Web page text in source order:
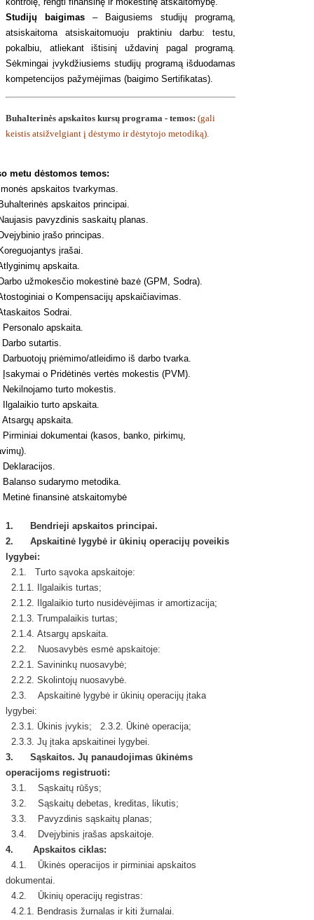
Studijų baigimas – Baigusiems studijų programą,
atsiskaitoma atsiskaitomuoju praktiniu darbu: testu,
pokalbiu, atliekant ištisinį uždavinį pagal programą.
Sėkmingai įvykdžiusiems studijų programą išduodamas
kompetencijos pažymėjimas (baigimo Sertifikatas).
Buhalterinės apskaitos kursų programa - temos: (gali
keistis atsižvelgiant į dėstymo ir dėstytojo metodiką).
metu dėstomos temos:
apskaitos tvarkymas.
apskaitos principai.
pavyzdinis saskaitų planas.
įrašo principas.
įrašai.
apskaita.
užmokesčio mokestinė bazė (GPM, Sodra).
o Kompensacijų apskaičiavimas.
Sodrai.
apskaita.
sutartis.
priėmimo/atleidimo iš darbo tvarka.
o Pridėtinės vertės mokestis (PVM).
turto mokestis.
turto apskaita.
apskaita.
dokumentai (kasos, banko, pirkimų,
sudarymo metodika.
finansinė atskaitomybė
1. Bendrieji apskaitos principai.
2. Apskaitinė lygybė ir ūkinių operacijų poveikis
lygybei:
2.1. Turto sąvoka apskaitoje:
2.1.1. Ilgalaikis turtas;
2.1.2. Ilgalaikio turto nusidėvėjimas ir amortizacija;
2.1.3. Trumpalaikis turtas;
2.1.4. Atsargų apskaita.
2.2. Nuosavybės esmė apskaitoje:
2.2.1. Savininkų nuosavybė;
2.2.2. Skolintojų nuosavybė.
2.3. Apskaitinė lygybė ir ūkinių operacijų įtaka
lygybei:
2.3.1. Ūkinis įvykis; 2.3.2. Ūkinė operacija;
2.3.3. Jų įtaka apskaitinei lygybei.
3.
Sąskaitos. Jų panaudojimas ūkinėms
operacijoms registruoti:
3.1. Sąskaitų rūšys;
3.2. Sąskaitų debetas, kreditas, likutis;
3.3. Pavyzdinis sąskaitų planas;
3.4. Dvejybinis įrašas apskaitoje.
4. Apskaitos ciklas:
4.1. Ūkinės operacijos ir pirminiai apskaitos
dokumentai.
4.2. Ūkinių operacijų registras:
4.2.1. Bendrasis žurnalas ir kiti žurnalai.